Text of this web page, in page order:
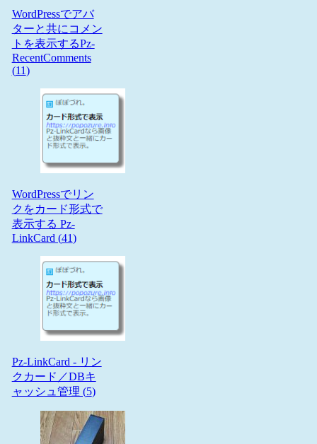
WordPressでアバ
ターと共にコメン
トを表示するPz-
RecentComments
(11)
WordPressでリン
クをカード形式で
表示する Pz-
LinkCard (41)
Pz-LinkCard - リン
クカード／DBキ
ャッシュ管理 (5)